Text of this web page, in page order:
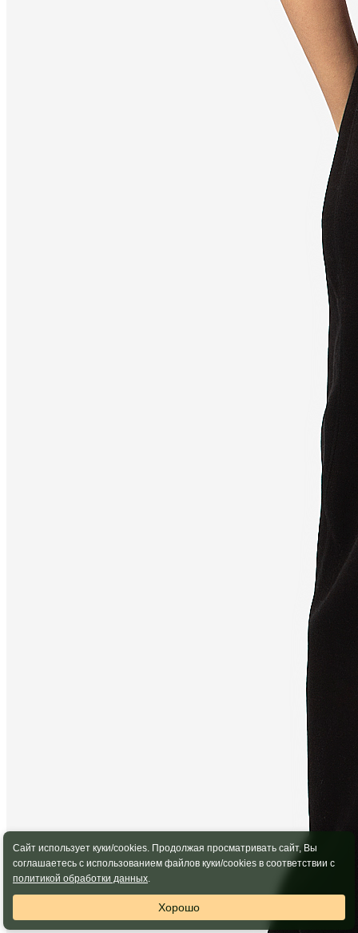
Сайт использует куки/cookies. Продолжая просматривать сайт, Вы
соглашаетесь с использованием файлов куки/cookies в соответствии с
политикой обработки данных.
Хорошо